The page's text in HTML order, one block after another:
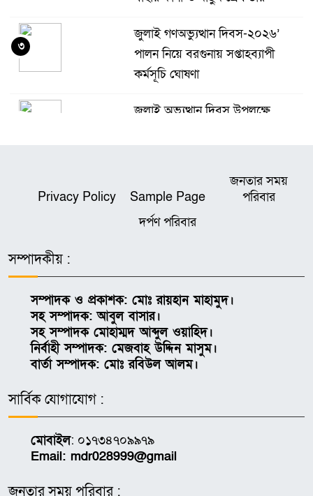
জুলাই গণঅভ্যুত্থান দিবস-২০২৬’
পালন নিয়ে বরগুনায় সপ্তাহব্যাপী
কর্মসূচি ঘোষণা
৩
জুলাই অভ্যুত্থান দিবস উপলক্ষে
বরগুনার তালতলী এলাকা থেকে ০১
জন আসামী গ্রেফতারসহ ০৩ কেজি
অবৈধ মাদকদ্রব্য গাঁজা উদ্ধার
৬
বরগুনায় বিদ্যুৎ অফিস ঘেরাও,
প্রধানমন্ত্রীর বরাবরে স্মারকলিপি
৮
টাঙ্গাইলের নাগরপুরে নারীকে
Privacy Policy Sample Page
জনতার সময়
পরিবার
দর্পণ পরিবার
সম্পাদকীয় :
সম্পাদক ও প্রকাশক: মোঃ রায়হান মাহামুদ।
সহ সম্পাদক: আবুল বাসার।
সহ সম্পাদক মোহাম্মদ আব্দুল ওয়াহিদ।
নির্বাহী সম্পাদক: মেজবাহ উদ্দিন মাসুম।
বার্তা সম্পাদক: মোঃ রবিউল আলম।
সার্বিক যোগাযোগ :
মোবাইল: ০১৭৩৪৭০৯৯৭৯
Email: mdr028999@gmail
জনতার সময় পরিবার :